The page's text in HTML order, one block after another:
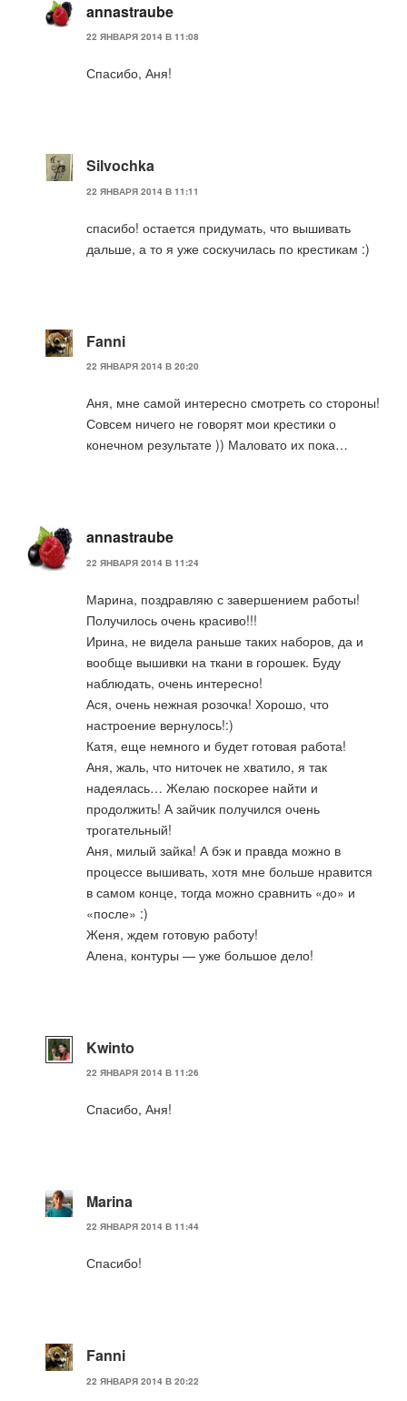
annastraube
22 ЯНВАРЯ 2014 В 11:08
Спасибо, Аня!
Silvochka
22 ЯНВАРЯ 2014 В 11:11
спасибо! остается придумать, что вышивать
дальше, а то я уже соскучилась по крестикам :)
Fanni
22 ЯНВАРЯ 2014 В 20:20
Аня, мне самой интересно смотреть со стороны!
Совсем ничего не говорят мои крестики о
конечном результате )) Маловато их пока…
annastraube
22 ЯНВАРЯ 2014 В 11:24
Марина, поздравляю с завершением работы!
Получилось очень красиво!!!
Ирина, не видела раньше таких наборов, да и
вообще вышивки на ткани в горошек. Буду
наблюдать, очень интересно!
Ася, очень нежная розочка! Хорошо, что
настроение вернулось!:)
Катя, еще немного и будет готовая работа!
Аня, жаль, что ниточек не хватило, я так
надеялась… Желаю поскорее найти и
продолжить! А зайчик получился очень
трогательный!
Аня, милый зайка! А бэк и правда можно в
процессе вышивать, хотя мне больше нравится
в самом конце, тогда можно сравнить «до» и
«после» :)
Женя, ждем готовую работу!
Алена, контуры — уже большое дело!
Kwinto
22 ЯНВАРЯ 2014 В 11:26
Спасибо, Аня!
Marina
22 ЯНВАРЯ 2014 В 11:44
Спасибо!
Fanni
22 ЯНВАРЯ 2014 В 20:22